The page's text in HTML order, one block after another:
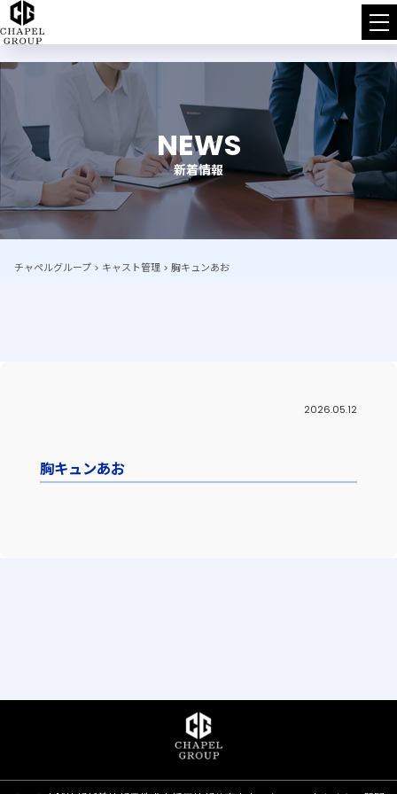
チ
ャ
ル
グ
ル
ー
NEWS
新着情報
チャペルグループ > キャスト管理 > 胸キュンあお
2026.05.12
胸キュンあお